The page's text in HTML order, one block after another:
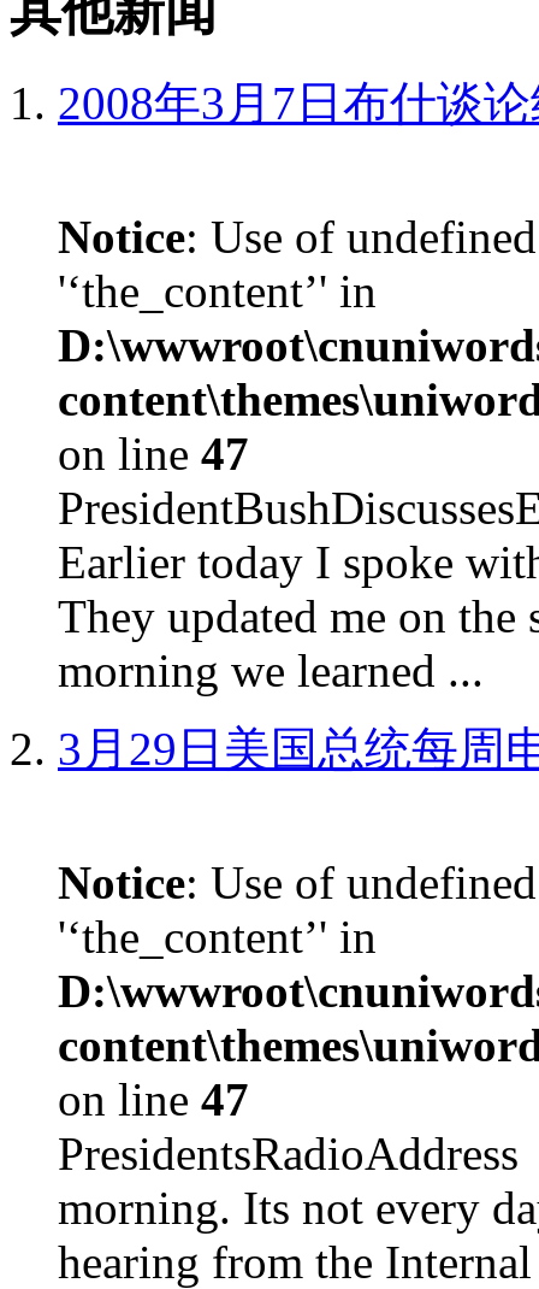
2008年3月7日布什谈
Notice: Use of
'‘the_content’' in
on line 47
Earlier today I spoke
They updated me on the
morning we learned ...
3月29日美国总统每周
Notice: Use of
'‘the_content’' in
on line 47
morning. Its not every
hearing from the